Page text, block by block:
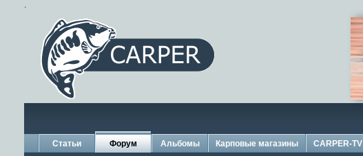
.
Статьи Форум Альбомы Карповые магазины CARPER-TV